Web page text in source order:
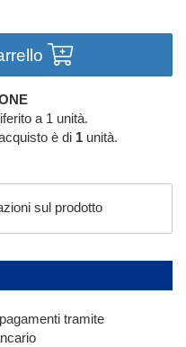
a 1 unità.
è di 1unità.
sul prodotto
tramite